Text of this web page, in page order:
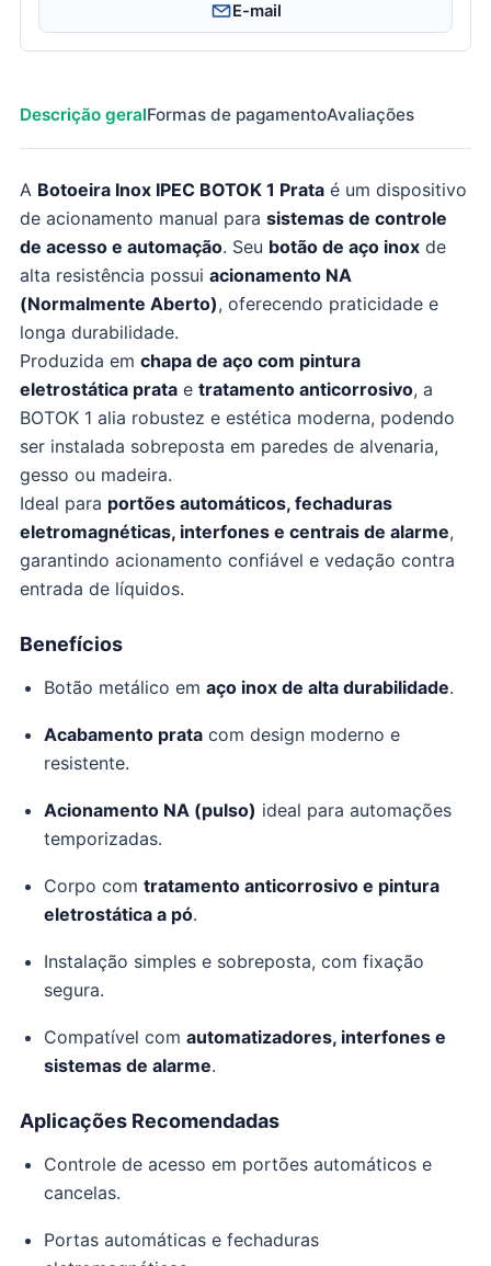
E-mail
Descrição geralFormas de pagamentoAvaliações
A Botoeira Inox IPEC BOTOK 1 Prata é um dispositivo
de acionamento manual para sistemas de controle
de acesso e automação. Seu botão de aço inox de
alta resistência possui acionamento NA
(Normalmente Aberto), oferecendo praticidade e
longa durabilidade.
Produzida em chapa de aço com pintura
eletrostática prata e tratamento anticorrosivo, a
BOTOK 1 alia robustez e estética moderna, podendo
ser instalada sobreposta em paredes de alvenaria,
gesso ou madeira.
Ideal para portões automáticos, fechaduras
eletromagnéticas, interfones e centrais de alarme,
garantindo acionamento confiável e vedação contra
entrada de líquidos.
Benefícios
Botão metálico em aço inox de alta durabilidade.
Acabamento pratacom design moderno e
resistente.
Acionamento NA (pulso) ideal para automações
temporizadas.
Corpo com tratamento anticorrosivo e pintura
eletrostática a pó.
Instalação simples e sobreposta, com fixação
segura.
Compatível com automatizadores, interfones e
sistemas de alarme.
Aplicações Recomendadas
Controle de acesso em portões automáticos e
cancelas.
Portas automáticas e fechaduras